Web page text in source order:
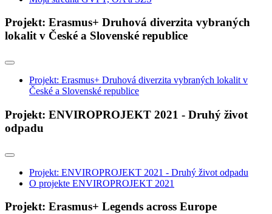
Projekt: Erasmus+ Druhová diverzita vybraných
lokalit v České a Slovenské republice
Projekt: Erasmus+ Druhová diverzita vybraných lokalit v
České a Slovenské republice
Projekt: ENVIROPROJEKT 2021 - Druhý život
odpadu
Projekt: ENVIROPROJEKT 2021 - Druhý život odpadu
O projekte ENVIROPROJEKT 2021
Projekt: Erasmus+ Legends across Europe